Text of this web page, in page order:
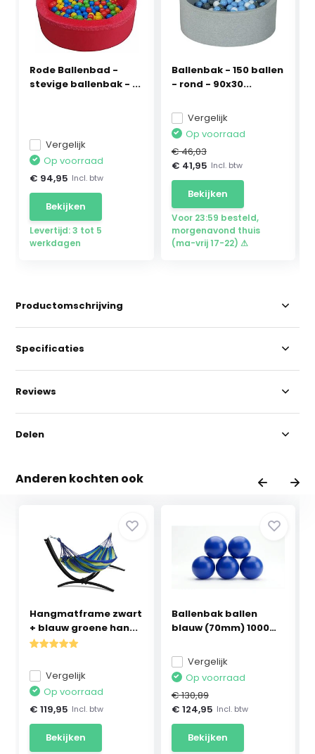
Rode Ballenbad -
stevige ballenbak - ...
Vergelijk
Op voorraad
€ 94,95 Incl. btw
Bekijken
Levertijd: 3 tot 5
werkdagen
Ballenbak - 150 ballen
- rond - 90x30...
Vergelijk
Op voorraad
€ 46,03
€ 41,95 Incl. btw
Bekijken
Voor 23:59 besteld,
morgenavond thuis
(ma-vrij 17-22) ⚠
Productomschrijving
Specificaties
Reviews
Delen
Anderen kochten ook
Hangmatframe zwart
+ blauw groene han...
Vergelijk
Op voorraad
€ 119,95 Incl. btw
Bekijken
Ballenbak ballen
blauw (70mm) 1000
Vergelijk
Op voorraad
€ 130,89
€ 124,95 Incl. btw
Bekijken